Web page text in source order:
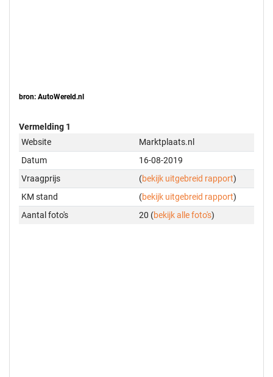
bron: AutoWereld.nl
Vermelding 1
Website
Marktplaats.nl
Datum
16-08-2019
Vraagprijs
(bekijk uitgebreid rapport)
KM stand
(bekijk uitgebreid rapport)
Aantal foto's
20 (bekijk alle foto's)